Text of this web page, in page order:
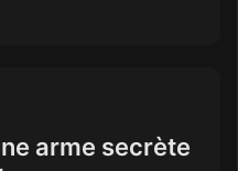
arme secrète